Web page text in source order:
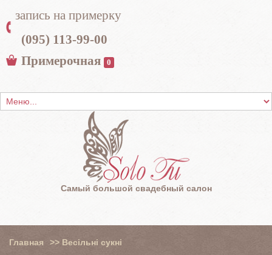
запись на примерку
(095) 113-99-00
Примерочная
0
Самый большой свадебный салон
Главная >> Весільні сукні